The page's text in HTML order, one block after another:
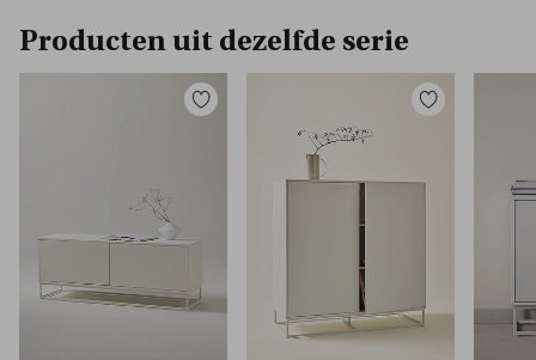
Producten uit dezelfde serie
Toevoegen
Toevoegen